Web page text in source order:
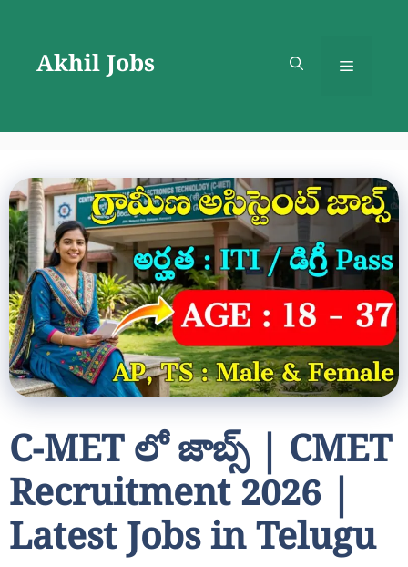
contentAkhil Jobs Menu
C-MET లో జాబ్స్ | CMET
Recruitment 2026 |
Latest Jobs in Telugu